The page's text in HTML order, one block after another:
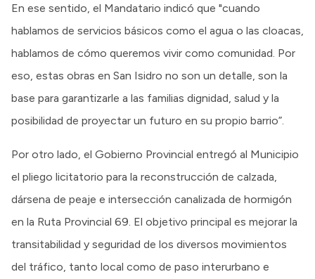
En ese sentido, el Mandatario indicó que "cuando
hablamos de servicios básicos como el agua o las cloacas,
hablamos de cómo queremos vivir como comunidad. Por
eso, estas obras en San Isidro no son un detalle, son la
base para garantizarle a las familias dignidad, salud y la
posibilidad de proyectar un futuro en su propio barrio”.
Por otro lado, el Gobierno Provincial entregó al Municipio
el pliego licitatorio para la reconstrucción de calzada,
dársena de peaje e intersección canalizada de hormigón
en la Ruta Provincial 69. El objetivo principal es mejorar la
transitabilidad y seguridad de los diversos movimientos
del tráfico, tanto local como de paso interurbano e